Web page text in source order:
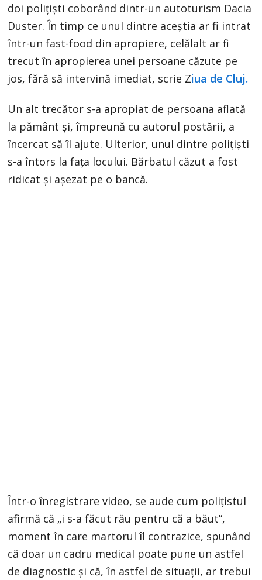
doi polițiști coborând dintr-un autoturism Dacia
Duster. În timp ce unul dintre aceștia ar fi intrat
într-un fast-food din apropiere, celălalt ar fi
trecut în apropierea unei persoane căzute pe
jos, fără să intervină imediat, scrie Ziua de Cluj.
Un alt trecător s-a apropiat de persoana aflată
la pământ și, împreună cu autorul postării, a
încercat să îl ajute. Ulterior, unul dintre polițiști
s-a întors la fața locului. Bărbatul căzut a fost
ridicat și așezat pe o bancă.
Într-o înregistrare video, se aude cum polițistul
afirmă că „i s-a făcut rău pentru că a băut”,
moment în care martorul îl contrazice, spunând
că doar un cadru medical poate pune un astfel
de diagnostic și că, în astfel de situații, ar trebui